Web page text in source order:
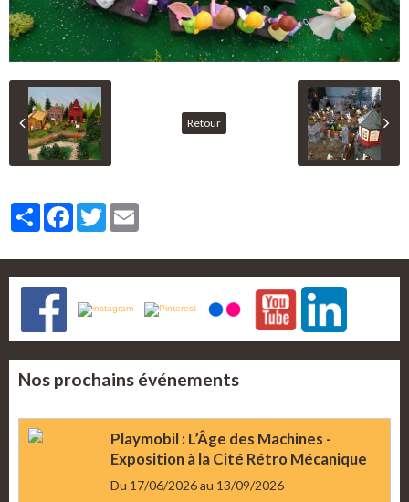
Retour
PartagerFacebook
Twitter
Nos prochains événements
Playmobil : L’Âge des Machines -
Exposition à la Cité Rétro Mécanique
Du 17/06/2026au 13/09/2026